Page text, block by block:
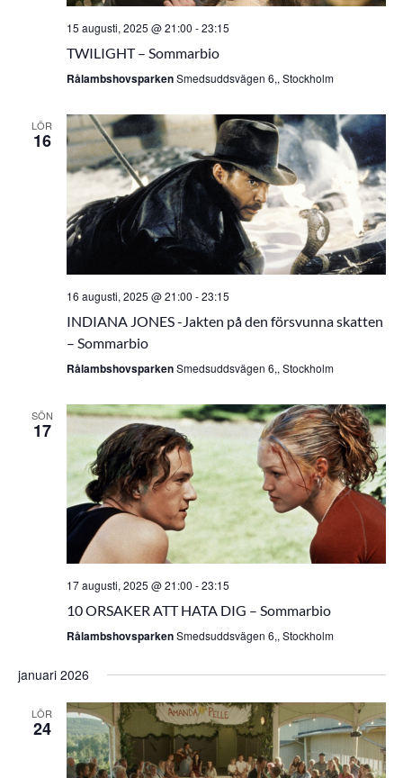
15 augusti, 2025 @ 21:00 -23:15
TWILIGHT – Sommarbio
RålambshovsparkenSmedsuddsvägen 6,, Stockholm
LÖR
16
16 augusti, 2025 @ 21:00 -23:15
INDIANA JONES -Jakten på den försvunna skatten
– Sommarbio
RålambshovsparkenSmedsuddsvägen 6,, Stockholm
SÖN
17
17 augusti, 2025 @ 21:00 -23:15
10 ORSAKER ATT HATA DIG – Sommarbio
RålambshovsparkenSmedsuddsvägen 6,, Stockholm
januari 2026
LÖR
24